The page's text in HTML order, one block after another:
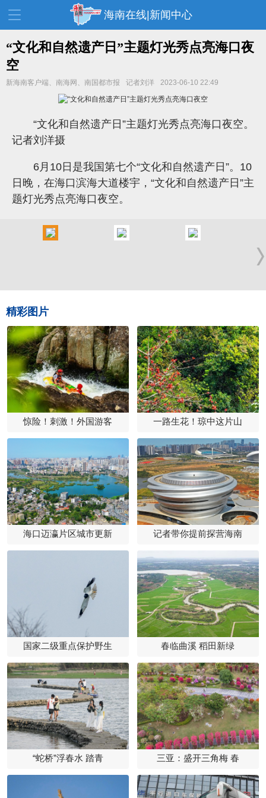
海南在线|新闻中心
资讯中心
消费 财经
教育 健康 房产
家装
演出 活动
展会 走读海南 周末去哪儿
“文化和自然遗产日”主题灯光秀点亮海口夜
空
新海南客户端、南海网、南国都市报 记者刘洋 2023-06-10 22:49
“文化和自然遗产日”主题灯光秀点亮海口夜空。
记者刘洋摄
6月10日是我国第七个“文化和自然遗产日”。10
日晚，在海口滨海大道楼宇，“文化和自然遗产日”主
题灯光秀点亮海口夜空。
精彩图片
惊险！刺激！外国游客 一路生花！琼中这片山
海口迈瀛片区城市更新 记者带你提前探营海南
国家二级重点保护野生 春临曲溪 稻田新绿
“蛇桥”浮春水 踏青 三亚：盛开三角梅 春